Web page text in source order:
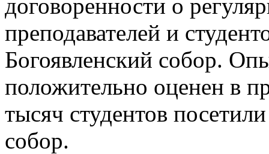
договоренности о
преподавателей и
Богоявленский собор.
положительно оценен в
тысяч студентов
собор.